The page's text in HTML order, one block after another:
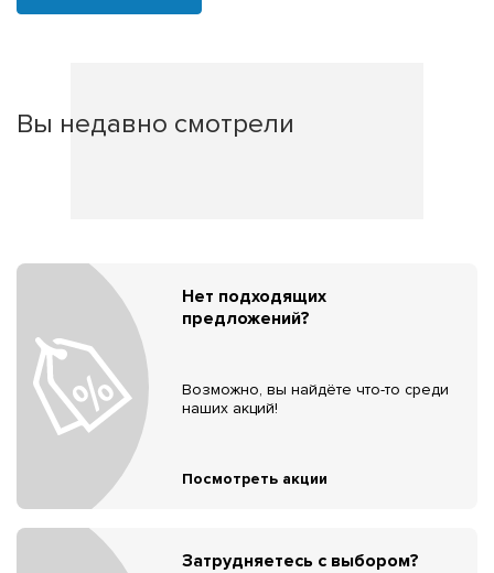
Вы недавно смотрели
Нет подходящих
предложений?
Возможно, вы найдёте что-то среди
наших акций!
Посмотреть акции
Затрудняетесь с выбором?